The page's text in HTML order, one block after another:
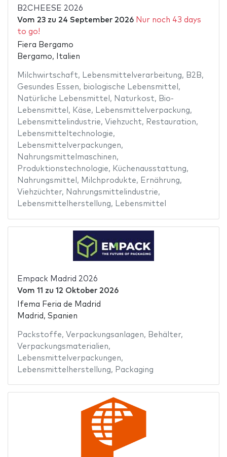
B2CHEESE 2026
Vom 23zu 24 September 2026 Nur noch 43 days
to go!
Fiera Bergamo
Bergamo, Italien
Milchwirtschaft, Lebensmittelverarbeitung, B2B,
Gesundes Essen, biologische Lebensmittel ,
Natürliche Lebensmittel , Naturkost, Bio-
Lebensmittel , Käse, Lebensmittelverpackung,
Lebensmittelindustrie, Viehzucht, Restauration,
Lebensmitteltechnologie,
Lebensmittelverpackungen,
Nahrungsmittelmaschinen,
Produktionstechnologie, Küchenausstattung,
Nahrungsmittel , Milchprodukte, Ernährung,
Viehzüchter, Nahrungsmittelindustrie,
Lebensmittelherstellung, Lebensmittel
Empack Madrid 2026
Vom 11 zu 12 Oktober 2026
Ifema Feria de Madrid
Madrid, Spanien
Packstoffe, Verpackungsanlagen, Behälter,
Verpackungsmaterialien,
Lebensmittelverpackungen,
Lebensmittelherstellung, Packaging